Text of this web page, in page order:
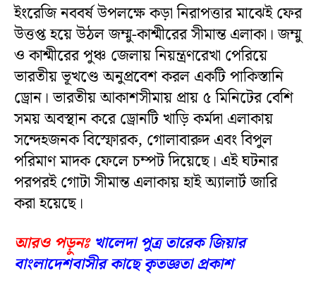
ইংরেজি নববর্ষ উপলক্ষে কড়া নিরাপত্তার মাঝেই ফের
উত্তপ্ত হয়ে উঠল জম্মু-কাশ্মীরের সীমান্ত এলাকা। জম্মু
ও কাশ্মীরের পুঞ্চ জেলায় নিয়ন্ত্রণরেখা পেরিয়ে
ভারতীয় ভূখণ্ডে অনুপ্রবেশ করল একটি পাকিস্তানি
ড্রোন। ভারতীয় আকাশসীমায় প্রায় ৫ মিনিটের বেশি
সময় অবস্থান করে ড্রোনটি খাড়ি কর্মদা এলাকায়
সন্দেহজনক বিস্ফোরক, গোলাবারুদ এবং বিপুল
পরিমাণ মাদক ফেলে চম্পট দিয়েছে। এই ঘটনার
পরপরই গোটা সীমান্ত এলাকায় হাই অ্যালার্ট জারি
করা হয়েছে।
আরও পড়ুনঃ খালেদা পুত্র তারেক জিয়ার
বাংলাদেশবাসীর কাছে কৃতজ্ঞতা প্রকাশ